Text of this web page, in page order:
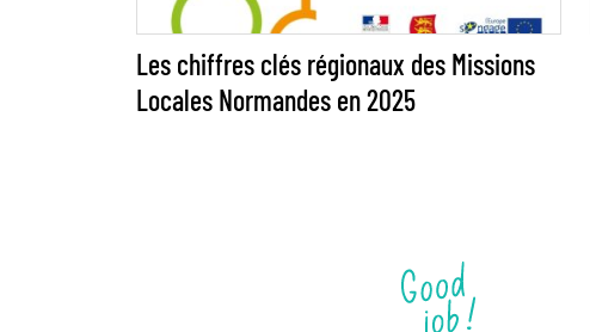
Les chiffres clés régionaux des Missions
Locales Normandes en 2025